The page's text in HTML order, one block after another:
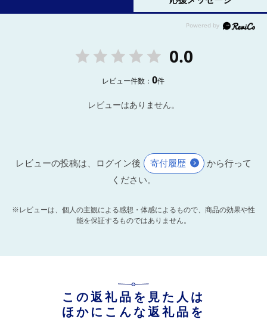
0.0
レビュー件数：0件
レビューはありません。
レビューの投稿は、ログイン後 寄付履歴
から行って
ください。
※レビューは、個人の主観による感想・体感によるもので、商品の効果や性
能を保証するものではありません。
この返礼品を見た人は
ほかにこんな返礼品を